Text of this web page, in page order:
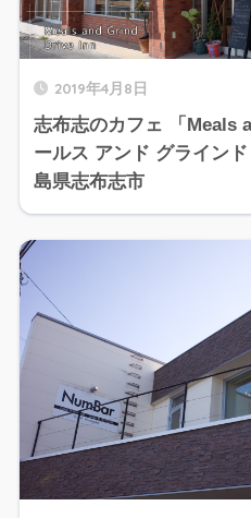
2019年4月8日
志布志のカフェ 「Meals
ールス アンド グライン
島県志布志市